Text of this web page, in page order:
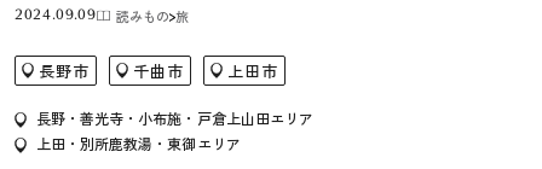
2024.09.09 読みもの 旅
長野市 千曲市 上田市
長野・善光寺・小布施・戸倉上山田エリア
上田・別所鹿教湯・東御エリア